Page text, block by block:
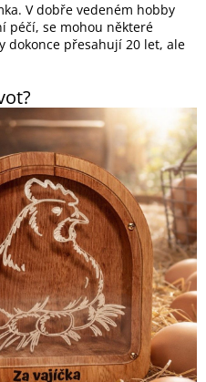
V dobře vedeném hobby
péčí, se mohou některé
dokonce přesahují 20 let, ale